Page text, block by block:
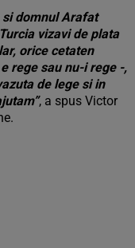
domnul Arafat
vizavi de plata
orice cetaten
rege sau nu-i rege -,
de lege si in
, a spus Victor